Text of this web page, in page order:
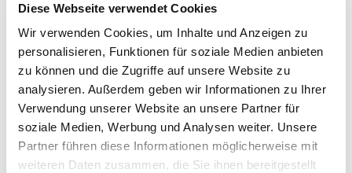
Diese Webseite verwendet Cookies
Wir verwenden Cookies, um Inhalte und Anzeigen zu
personalisieren, Funktionen für soziale Medien anbieten
zu können und die Zugriffe auf unsere Website zu
analysieren. Außerdem geben wir Informationen zu Ihrer
Verwendung unserer Website an unsere Partner für
soziale Medien, Werbung und Analysen weiter. Unsere
Partner führen diese Informationen möglicherweise mit
weiteren Daten zusammen, die Sie ihnen bereitgestellt
Lieferung & Rücksendungen
Per E-mail versenden
Downloads zum Produkt
Fragen zum Produkt